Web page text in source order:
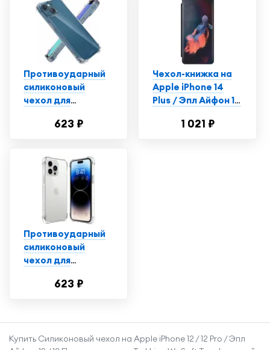
телефона Эпл
Айфон 14 Плюс с
защитой от
прилипания /
Прозрачный
Противоударный
силиконовый
чехол для
iPhone 14 Plus /
смартфона Эпл
Айфон 14 Плюс с
защитой углов /
Прозрачный
623 ₽
Чехол-книжка на
Apple iPhone 14
Plus / Эпл Айфон 14
"Красно-синяя
1 021 ₽
Противоударный
силиконовый
чехол для
iPhone 14 Pro /
смартфона Эпл
Айфон 14 Про с
623 ₽
Купить Силиконовый чехол на Apple iPhone 12 / 12 Pro / Эпл